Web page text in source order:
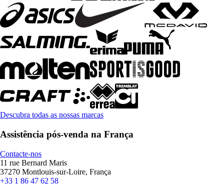
Descubra todas as nossas marcas
Assistência pós-venda na França
Contacte-nos
11 rue Bernard Maris
37270 Montlouis-sur-Loire, França
+33 1 86 47 62 58